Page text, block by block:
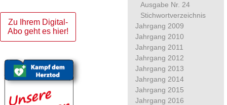
Zu Ihrem Digital-
Abo geht es hier!
Ausgabe Nr. 24
Stichwortverzeichnis
Jahrgang 2009
Jahrgang 2010
Jahrgang 2011
Jahrgang 2012
Jahrgang 2013
Jahrgang 2014
Jahrgang 2015
Jahrgang 2016